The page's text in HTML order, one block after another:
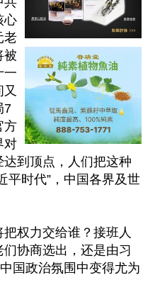
心
老
被
一
7
方
对
到顶点，人们把这种
平时代”，中国各界及世
权力交给谁？接班人
协商选出，还是由习
国政治氛围中变得尤为